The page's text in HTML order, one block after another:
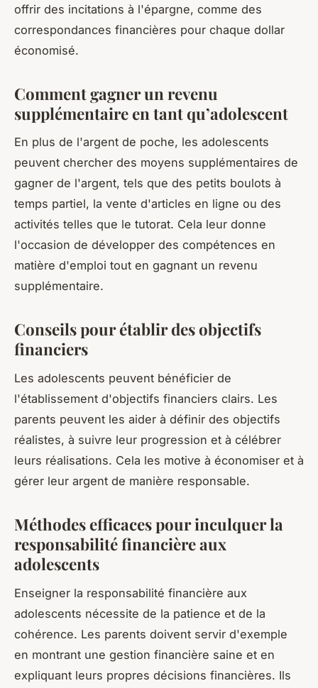
offrir des incitations à l'épargne, comme des
correspondances financières pour chaque dollar
économisé.
Comment gagner un revenu
supplémentaire en tant qu’adolescent
En plus de l'argent de poche, les adolescents
peuvent chercher des moyens supplémentaires de
gagner de l'argent, tels que des petits boulots à
temps partiel, la vente d'articles en ligne ou des
activités telles que le tutorat. Cela leur donne
l'occasion de développer des compétences en
matière d'emploi tout en gagnant un revenu
supplémentaire.
Conseils pour établir des objectifs
financiers
Les adolescents peuvent bénéficier de
l'établissement d'objectifs financiers clairs. Les
parents peuvent les aider à définir des objectifs
réalistes, à suivre leur progression et à célébrer
leurs réalisations. Cela les motive à économiser et à
gérer leur argent de manière responsable.
Méthodes efficaces pour inculquer la
responsabilité financière aux
adolescents
Enseigner la responsabilité financière aux
adolescents nécessite de la patience et de la
cohérence. Les parents doivent servir d'exemple
en montrant une gestion financière saine et en
expliquant leurs propres décisions financières. Ils